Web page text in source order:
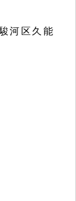
河区久能